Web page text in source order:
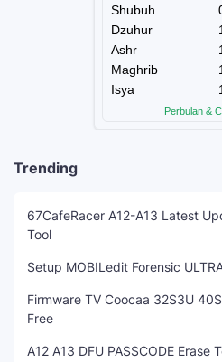
Trending
67CafeRacer A12-A13 Latest
Tool
Setup MOBILedit Forensic
Firmware TV Coocaa 32S3U
Free
A12 A13 DFU PASSCODE Erase